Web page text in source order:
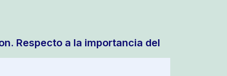
Respecto a la importancia del